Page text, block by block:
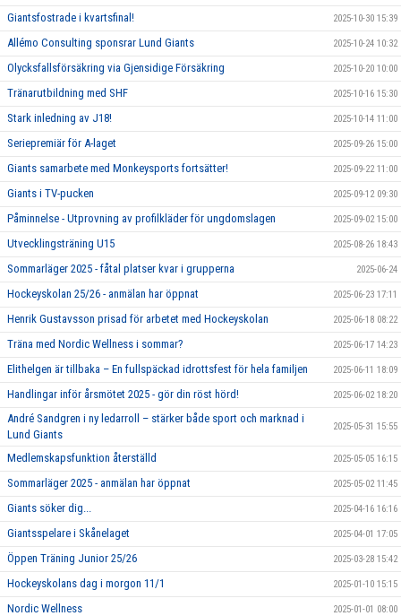
Giantsfostrade i kvartsfinal! 2025-10-30 15:39
Allémo Consulting sponsrar Lund Giants 2025-10-24 10:32
Olycksfallsförsäkring via Gjensidige Försäkring 2025-10-20 10:00
Tränarutbildning med SHF 2025-10-16 15:30
Stark inledning av J18! 2025-10-14 11:00
Seriepremiär för A-laget 2025-09-26 15:00
Giants samarbete med Monkeysports fortsätter! 2025-09-22 11:00
Giants i TV-pucken 2025-09-12 09:30
Påminnelse - Utprovning av profilkläder för ungdomslagen 2025-09-02 15:00
Utvecklingsträning U15 2025-08-26 18:43
Sommarläger 2025 - fåtal platser kvar i grupperna 2025-06-24
Hockeyskolan 25/26 - anmälan har öppnat 2025-06-23 17:11
Henrik Gustavsson prisad för arbetet med Hockeyskolan 2025-06-18 08:22
Träna med Nordic Wellness i sommar? 2025-06-17 14:23
Elithelgen är tillbaka – En fullspäckad idrottsfest för hela familjen 2025-06-11 18:09
Handlingar inför årsmötet 2025 - gör din röst hörd! 2025-06-02 18:20
André Sandgren i ny ledarroll – stärker både sport och marknad i
Lund Giants
2025-05-31 15:55
Medlemskapsfunktion återställd 2025-05-05 16:15
Sommarläger 2025 - anmälan har öppnat 2025-05-02 11:45
Giants söker dig... 2025-04-16 16:16
Giantsspelare i Skånelaget 2025-04-01 17:05
Öppen Träning Junior 25/26 2025-03-28 15:42
Hockeyskolans dag i morgon 11/1 2025-01-10 15:15
Nordic Wellness 2025-01-01 08:00